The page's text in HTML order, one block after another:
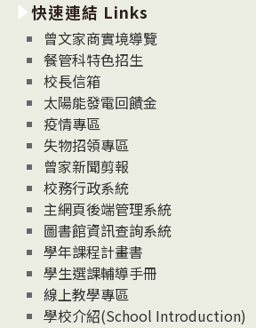
消
息
News
快速連結 Links
曾文家商實境導覽
餐管科特色招生
校長信箱
太陽能發電回饋金
疫情專區
失物招領專區
曾家新聞剪報
校務行政系統
主網頁後端管理系統
圖書館資訊查詢系統
學年課程計畫書
學生選課輔導手冊
線上教學專區
學校介紹(School Introduction)